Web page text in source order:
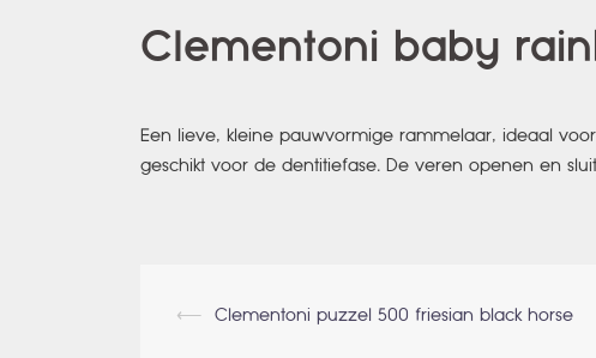
Clementoni baby
Een lieve, kleine pauwvormige rammelaar, ideaal
geschikt voor de dentitiefase. De veren openen en
Berichtnavigatie
⟵ Clementoni puzzel 500 friesian black horse